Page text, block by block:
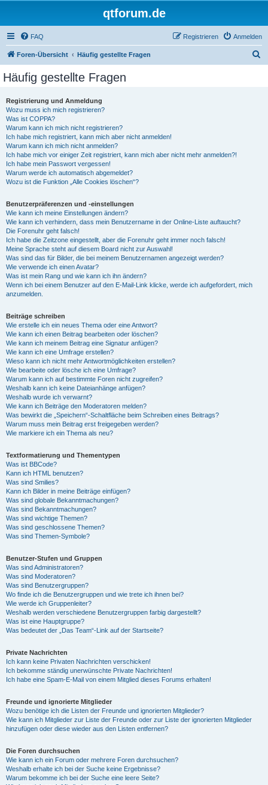
qtforum.de
FAQ Anmelden
Registrieren
Foren-Übersicht Häufig gestellte Fragen
Häufig gestellte Fragen
Registrierung und Anmeldung
Wozu muss ich mich registrieren?
Was ist COPPA?
Warum kann ich mich nicht registrieren?
Ich habe mich registriert, kann mich aber nicht anmelden!
Warum kann ich mich nicht anmelden?
Ich habe mich vor einiger Zeit registriert, kann mich aber nicht mehr anmelden?!
Ich habe mein Passwort vergessen!
Warum werde ich automatisch abgemeldet?
Wozu ist die Funktion „Alle Cookies löschen“?
Benutzerpräferenzen und -einstellungen
Wie kann ich meine Einstellungen ändern?
Wie kann ich verhindern, dass mein Benutzername in der Online-Liste auftaucht?
Die Forenuhr geht falsch!
Ich habe die Zeitzone eingestellt, aber die Forenuhr geht immer noch falsch!
Meine Sprache steht auf diesem Board nicht zur Auswahl!
Was sind das für Bilder, die bei meinem Benutzernamen angezeigt werden?
Wie verwende ich einen Avatar?
Was ist mein Rang und wie kann ich ihn ändern?
Wenn ich bei einem Benutzer auf den E-Mail-Link klicke, werde ich aufgefordert, mich
anzumelden.
Beiträge schreiben
Wie erstelle ich ein neues Thema oder eine Antwort?
Wie kann ich einen Beitrag bearbeiten oder löschen?
Wie kann ich meinem Beitrag eine Signatur anfügen?
Wie kann ich eine Umfrage erstellen?
Wieso kann ich nicht mehr Antwortmöglichkeiten erstellen?
Wie bearbeite oder lösche ich eine Umfrage?
Warum kann ich auf bestimmte Foren nicht zugreifen?
Weshalb kann ich keine Dateianhänge anfügen?
Weshalb wurde ich verwarnt?
Wie kann ich Beiträge den Moderatoren melden?
Was bewirkt die „Speichern“-Schaltfläche beim Schreiben eines Beitrags?
Warum muss mein Beitrag erst freigegeben werden?
Wie markiere ich ein Thema als neu?
Textformatierung und Thementypen
Was ist BBCode?
Kann ich HTML benutzen?
Was sind Smilies?
Kann ich Bilder in meine Beiträge einfügen?
Was sind globale Bekanntmachungen?
Was sind Bekanntmachungen?
Was sind wichtige Themen?
Was sind geschlossene Themen?
Was sind Themen-Symbole?
Benutzer-Stufen und Gruppen
Was sind Administratoren?
Was sind Moderatoren?
Was sind Benutzergruppen?
Wo finde ich die Benutzergruppen und wie trete ich ihnen bei?
Wie werde ich Gruppenleiter?
Weshalb werden verschiedene Benutzergruppen farbig dargestellt?
Was ist eine Hauptgruppe?
Was bedeutet der „Das Team“-Link auf der Startseite?
Private Nachrichten
Ich kann keine Privaten Nachrichten verschicken!
Ich bekomme ständig unerwünschte Private Nachrichten!
Ich habe eine Spam-E-Mail von einem Mitglied dieses Forums erhalten!
Freunde und ignorierte Mitglieder
Wozu benötige ich die Listen der Freunde und ignorierten Mitglieder?
Wie kann ich Mitglieder zur Liste der Freunde oder zur Liste der ignorierten Mitglieder
hinzufügen oder diese wieder aus den Listen entfernen?
Die Foren durchsuchen
Wie kann ich ein Forum oder mehrere Foren durchsuchen?
Weshalb erhalte ich bei der Suche keine Ergebnisse?
Warum bekomme ich bei der Suche eine leere Seite?